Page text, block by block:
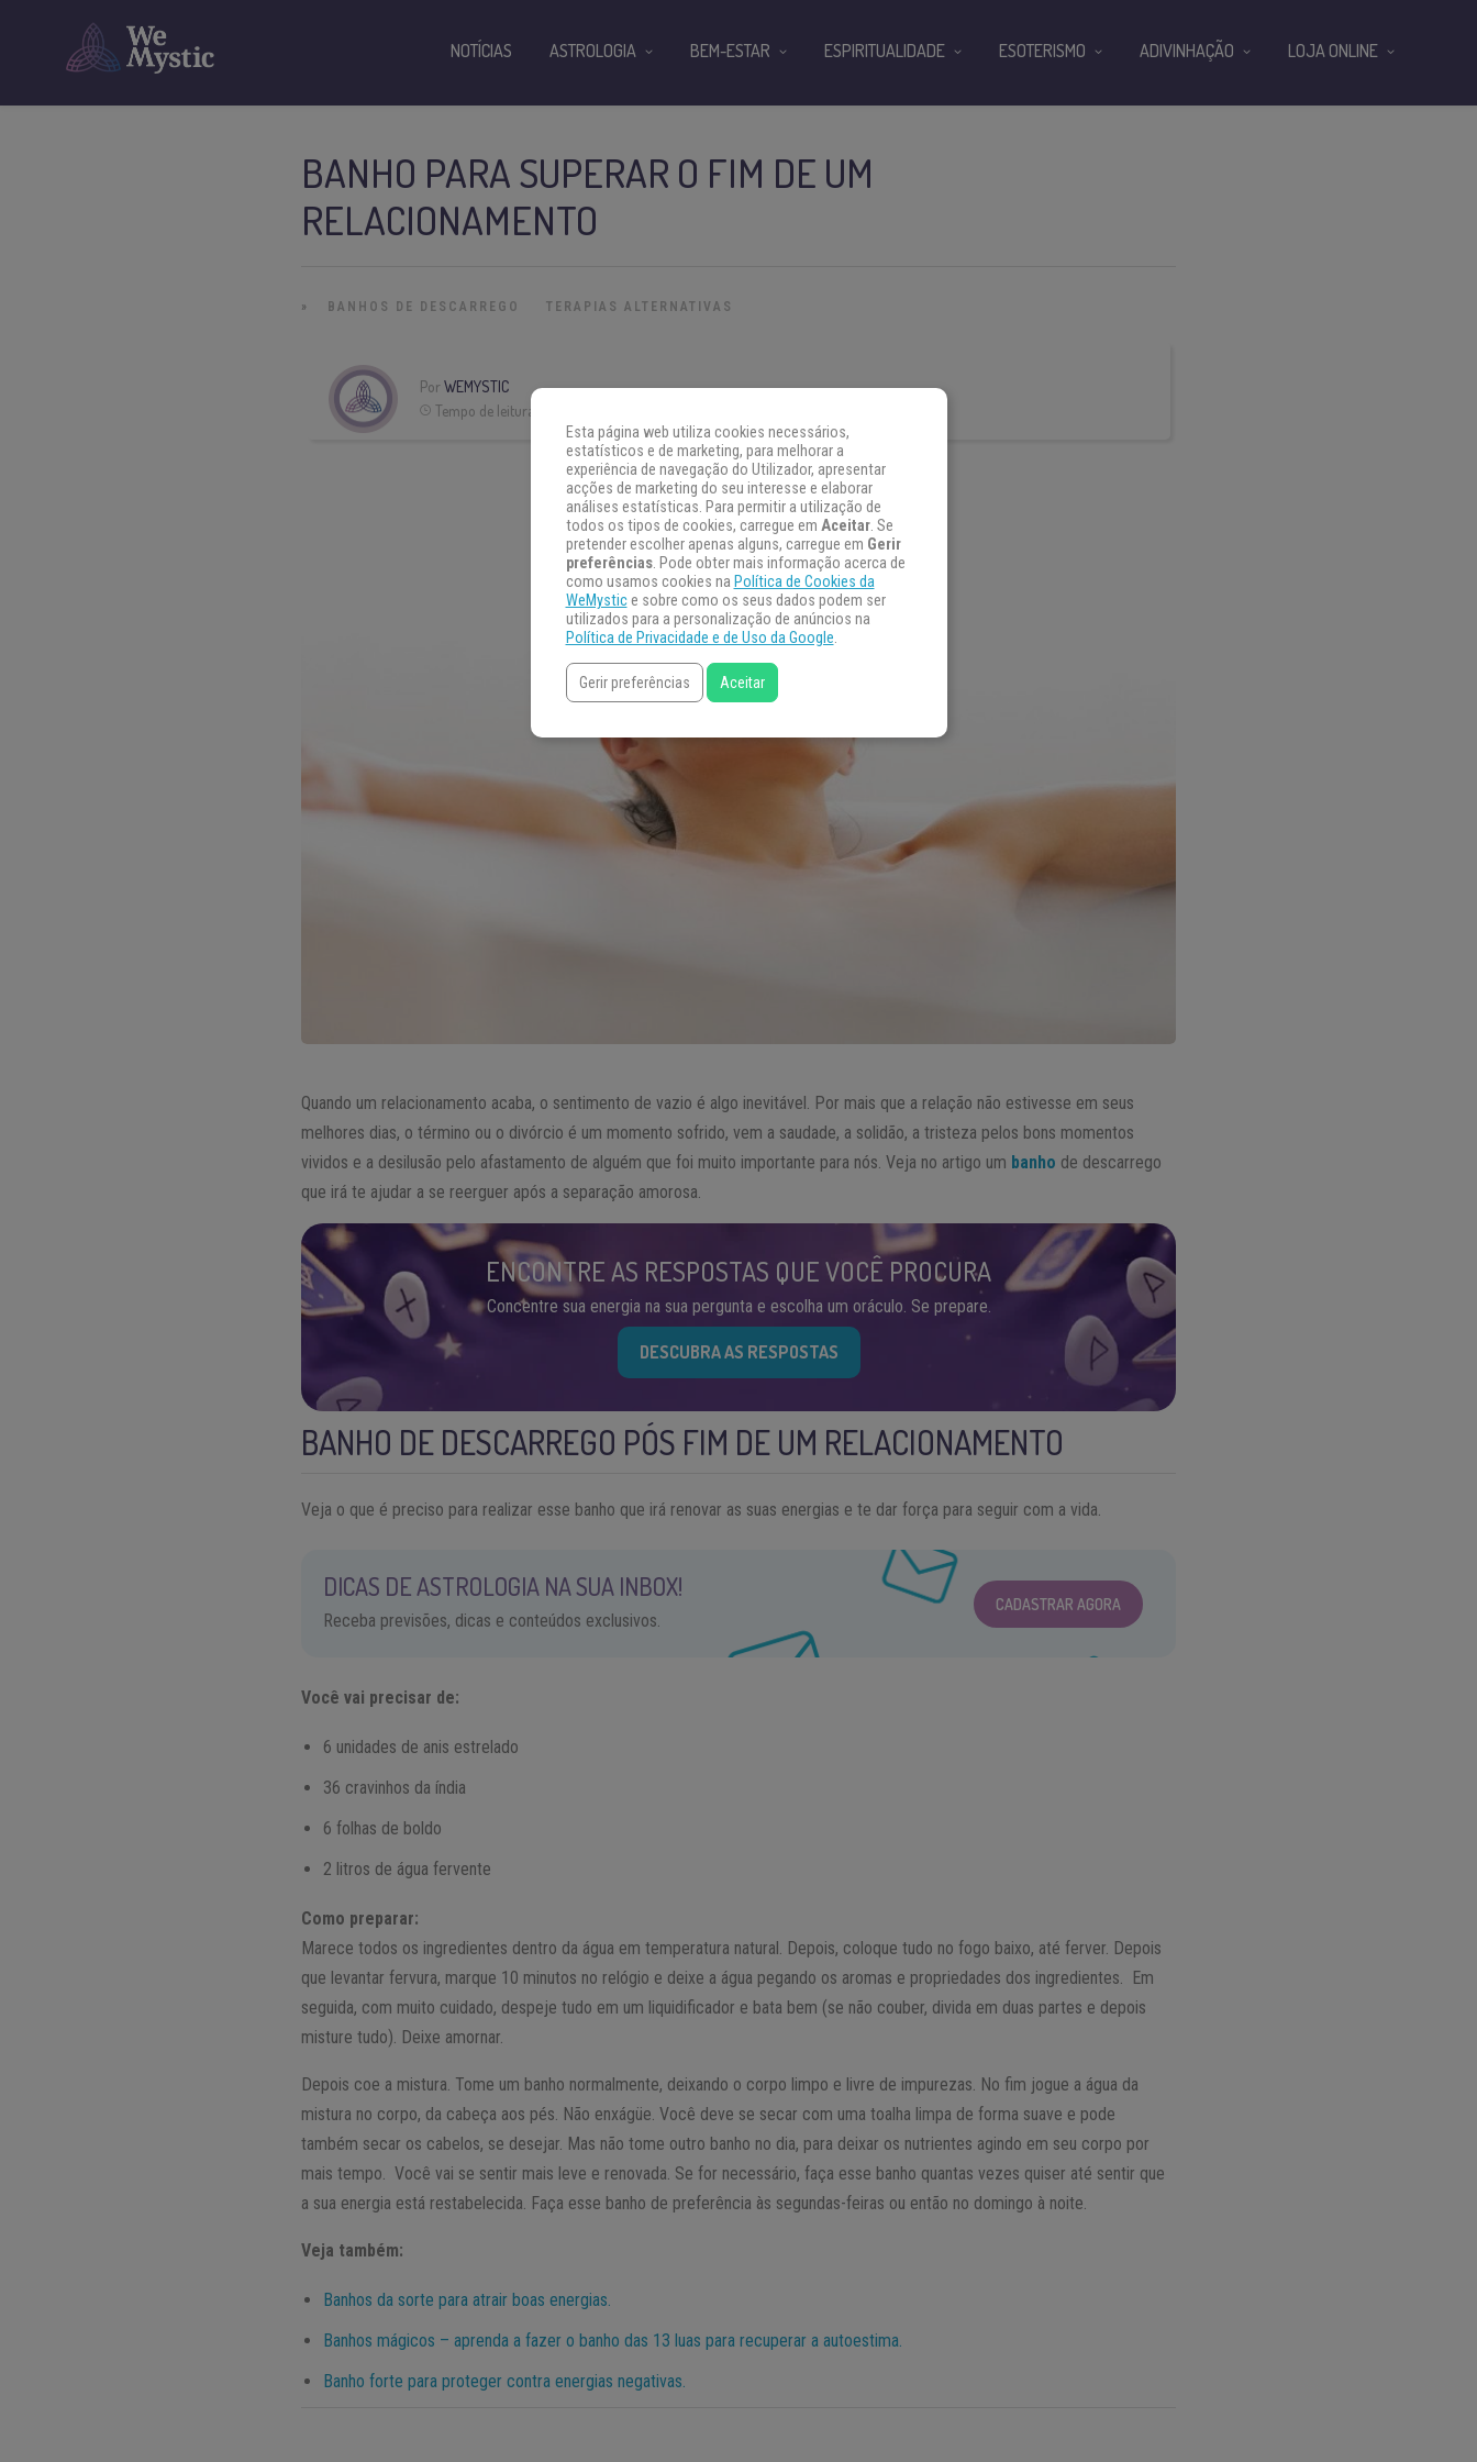
BANHO PARA SUPERAR O FIM DE UM
RELACIONAMENTO
» BANHOS DE DESCARREGO TERAPIAS ALTERNATIVAS
PorWEMYSTIC
Tempo de leitura:
Quando um relacionamento acaba, o sentimento de vazio é algo inevitável. Por mais que a relação não estivesse em seus
melhores dias, o término ou o divórcio é um momento sofrido, vem a saudade, a solidão, a tristeza pelos bons momentos
vividos e a desilusão pelo afastamento de alguém que foi muito importante para nós. Veja no artigo um banho de descarrego
que irá te ajudar a se reerguer após a separação amorosa.
ENCONTRE AS RESPOSTAS QUE VOCÊ PROCURA
Concentre sua energia na sua pergunta e escolha um oráculo. Se prepare.
DESCUBRA AS RESPOSTAS
BANHO DE DESCARREGO PÓS FIM DE UM RELACIONAMENTO
Veja o que é preciso para realizar esse banho que irá renovar as suas energias e te dar força para seguir com a vida.
DICAS DE ASTROLOGIA NA SUA INBOX!
Receba previsões, dicas e conteúdos exclusivos.
CADASTRAR AGORA
Você vai precisar de:
6 unidades de anis estrelado
36 cravinhos da índia
6 folhas de boldo
2 litros de água fervente
Como preparar:
Marece todos os ingredientes dentro da água em temperatura natural. Depois, coloque tudo no fogo baixo, até ferver. Depois
que levantar fervura, marque 10 minutos no relógio e deixe a água pegando os aromas e propriedades dos ingredientes. Em
seguida, com muito cuidado, despeje tudo em um liquidificador e bata bem (se não couber, divida em duas partes e depois
misture tudo). Deixe amornar.
Depois coe a mistura. Tome um banho normalmente, deixando o corpo limpo e livre de impurezas. No fim jogue a água da
mistura no corpo, da cabeça aos pés. Não enxágüe. Você deve se secar com uma toalha limpa de forma suave e pode
também secar os cabelos, se desejar. Mas não tome outro banho no dia, para deixar os nutrientes agindo em seu corpo por
mais tempo. Você vai se sentir mais leve e renovada. Se for necessário, faça esse banho quantas vezes quiser até sentir que
a sua energia está restabelecida. Faça esse banho de preferência às segundas-feiras ou então no domingo à noite.
Veja também:
Banhos da sorte para atrair boas energias.
Banhos mágicos – aprenda a fazer o banho das 13 luas para recuperar a autoestima.
Banho forte para proteger contra energias negativas.
NOTÍCIAS ASTROLOGIA BEM-ESTAR ESPIRITUALIDADE ESOTERISMO ADIVINHAÇÃO LOJA ONLINE
Esta página web utiliza cookies necessários,
estatísticos e de marketing, para melhorar a
experiência de navegação do Utilizador, apresentar
acções de marketing do seu interesse e elaborar
análises estatísticas. Para permitir a utilização de
todos os tipos de cookies, carregue em Aceitar. Se
pretender escolher apenas alguns, carregue em Gerir
preferências. Pode obter mais informação acerca de
como usamos cookies na Política de Cookies da
WeMystice sobre como os seus dados podem ser
utilizados para a personalização de anúncios na
Política de Privacidade e de Uso da Google.
Gerir preferências Aceitar